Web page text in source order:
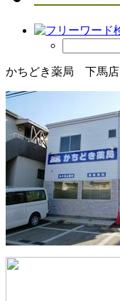
かちどき薬局 下馬店